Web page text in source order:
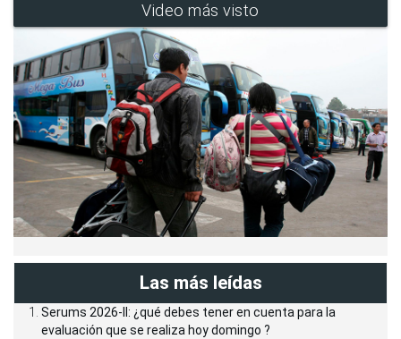
Video más visto
Las más leídas
Serums 2026-II: ¿qué debes tener en cuenta para la
evaluación que se realiza hoy domingo ?